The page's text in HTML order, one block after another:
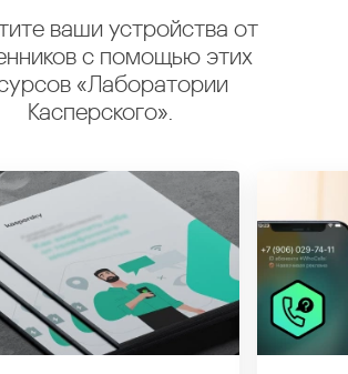
ваши устройства от
с помощью этих
«Лаборатории
Касперского».